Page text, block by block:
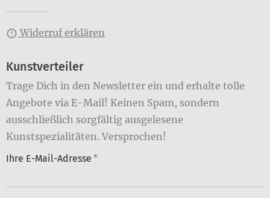
Widerruf erklären
Kunstverteiler
Trage Dich in den Newsletter ein und erhalte tolle
Angebote via E-Mail! Keinen Spam, sondern
ausschließlich sorgfältig ausgelesene
Kunstspezialitäten. Versprochen!
Ihre E-Mail-Adresse *